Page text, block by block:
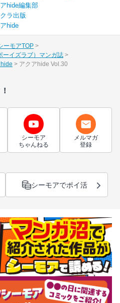
hide編集部
ラ出版
hide
ーモアTOP
ーイズラブ）マンガ誌
アクアhide Vol.30
シーモア
ちゃんねる
メルマガ
登録
シーモアでポイ活